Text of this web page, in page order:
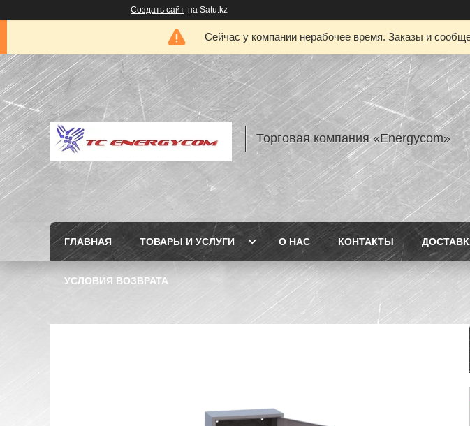
Создать сайт на Satu.kz
Сейчас у компании нерабочее время. Заказы и
Торговая компания «Energycom»
ГЛАВНАЯ ТОВАРЫ И УСЛУГИ О НАС КОНТАКТЫ
УСЛОВИЯ ВОЗВРАТА